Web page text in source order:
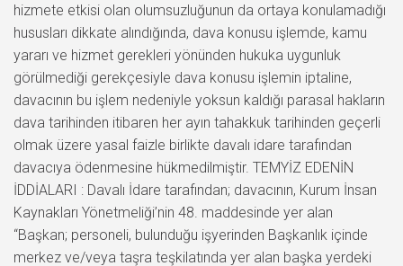
hizmete etkisi olan olumsuzluğunun da ortaya konulamadığı
hususları dikkate alındığında, dava konusu işlemde, kamu
yararı ve hizmet gerekleri yönünden hukuka uygunluk
görülmediği gerekçesiyle dava konusu işlemin iptaline,
davacının bu işlem nedeniyle yoksun kaldığı parasal hakların
dava tarihinden itibaren her ayın tahakkuk tarihinden geçerli
olmak üzere yasal faizle birlikte davalı idare tarafından
davacıya ödenmesine hükmedilmiştir. TEMYİZ EDENİN
İDDİALARI : Davalı İdare tarafından; davacının, Kurum İnsan
Kaynakları Yönetmeliği’nin 48. maddesinde yer alan
“Başkan; personeli, bulunduğu işyerinden Başkanlık içinde
merkez ve/veya taşra teşkilatında yer alan başka yerdeki